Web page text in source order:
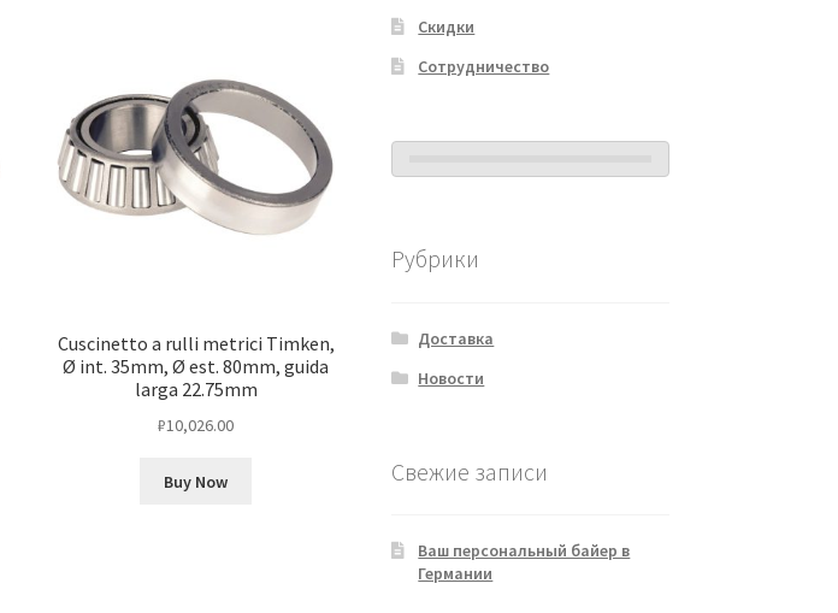
Cuscinetto a rulli metrici Timken,
Ø int. 35mm, Ø est. 80mm, guida
larga 22.75mm
₽10,026.00
Buy Now
Скидки
Сотрудничество
Рубрики
Доставка
Новости
Свежие записи
Ваш персональный байер в
Германии